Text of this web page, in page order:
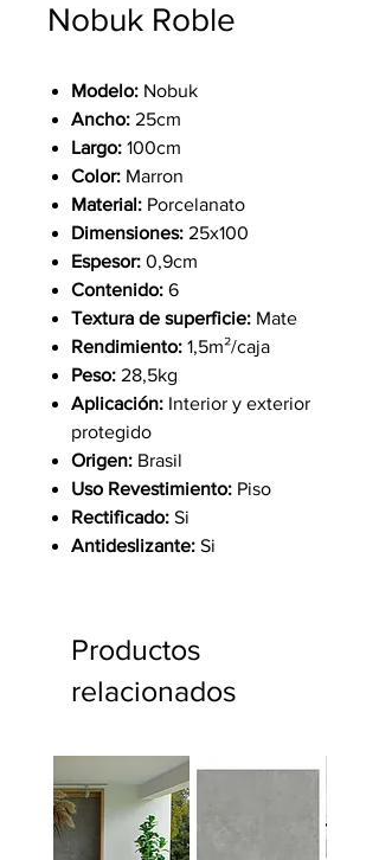
Nobuk Roble
Modelo: Nobuk
Ancho: 25cm
Largo: 100cm
Color: Marron
Material: Porcelanato
Dimensiones: 25x100
Espesor: 0,9cm
Contenido: 6
Textura de superficie: Mate
Rendimiento: 1,5m²/caja
Peso: 28,5kg
Aplicación: Interior y exterior
protegido
Origen: Brasil
Uso Revestimiento: Piso
Rectificado: Si
Antideslizante: Si
Productos
relacionados